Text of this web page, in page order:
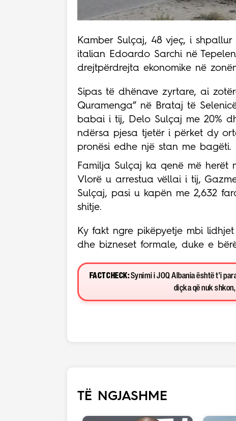
Kamber Sulçaj, 48 vjeç, i
italian Edoardo Sarchi në
drejtpërdrejta ekonomike në
Sipas të dhënave zyrtare, ai
Quramenga” në Brataj të
babai i tij, Delo Sulçaj me 20%
ndërsa pjesa tjetër i përket dy
pronësi edhe një stan me bagëti.
Familja Sulçaj ka qenë më herët
Vlorë u arrestua vëllai i tij,
Sulçaj, pasi u kapën me 2,632
shitje.
Ky fakt ngre pikëpyetje mbi
dhe bizneset formale, duke e
FACT CHECK:Synimi i JOQ Albania është t’i
diçka që nuk
TË NGJASHME